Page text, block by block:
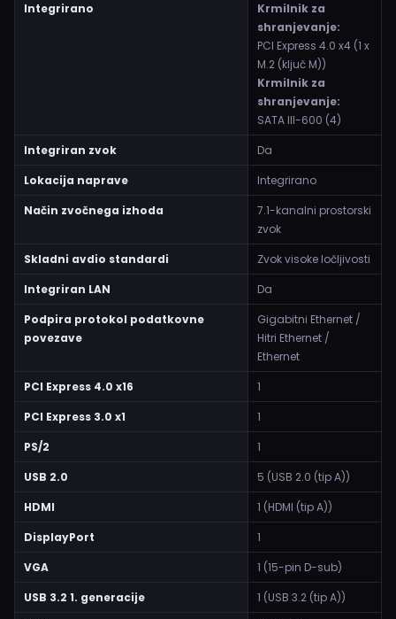
Integrirano
Krmilnik za
shranjevanje:
PCI Express 4.0 x4 (1 x
M.2 (ključ M))
Krmilnik za
shranjevanje:
SATA III-600 (4)
Integriran zvok
Da
Lokacija naprave
Integrirano
Način zvočnega izhoda
7.1-kanalni prostorski
zvok
Skladni avdio standardi
Zvok visoke ločljivosti
Integriran LAN
Da
Podpira protokol podatkovne
povezave
Gigabitni Ethernet /
Hitri Ethernet /
Ethernet
PCI Express 4.0 x16
1
PCI Express 3.0 x1
1
PS/2
1
USB 2.0
5 (USB 2.0 (tip A))
HDMI
1 (HDMI (tip A))
DisplayPort
1
VGA
1 (15-pin D-sub)
USB 3.2 1. generacije
1 (USB 3.2 (tip A))